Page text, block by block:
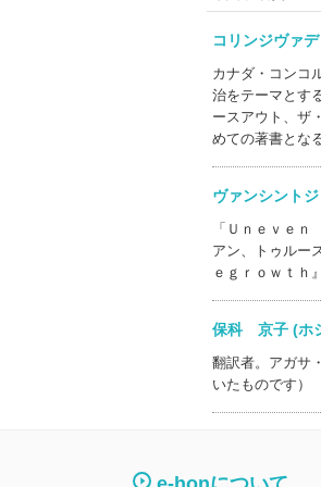
コリンジヴァ
カナダ・コンコ
治をテーマとす
ースアウト、ザ
めての著書とな
ヴァンシント
「Ｕｎｅｖｅ
アン、トゥルー
ｅｇｒｏｗｔｈ
保科 京子 (
翻訳者。アガサ
いたものです）